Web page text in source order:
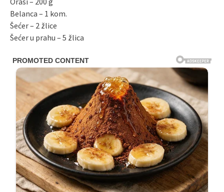
Belanca – 1 kom.
Šećer – 2 žlice
Šećer u prahu – 5 žlica